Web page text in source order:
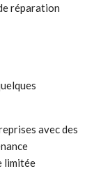
réparation
avec des
limitée